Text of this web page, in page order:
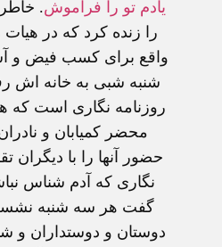
يادم تو را فراموش.
را زنده کرد که در هيات
واقع برای کسب فيض و
شنبه شبی به خانه اش
روزنامه نگاری است که
محضر کميابان و
حضور آنها را با ديگران
نگاری که آدم شناس
گفت هر سه شنبه نشست
دوستان و دوستداران و